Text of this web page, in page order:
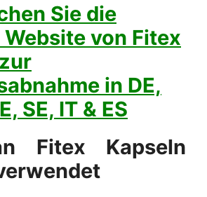
Sie die
von Fitex
in DE,
SE, IT & ES
Fitex Kapseln